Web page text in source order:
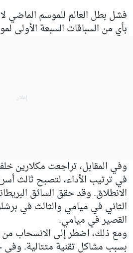
فشل بطل العالم للموسم الماضي
بأي من السباقات السبعة الأولى لموسم
وفي المقابل، تراجعت مكلارين
في ترتيب الأداء، لتصبح ثالث
الانطلاق. وقد حقق السائق
الثاني في ميامي والثالث في
القصير في ميامي.
ومع ذلك، اضطر إلى الانسحاب من
بسبب مشاكل تقنية متتالية. وفي